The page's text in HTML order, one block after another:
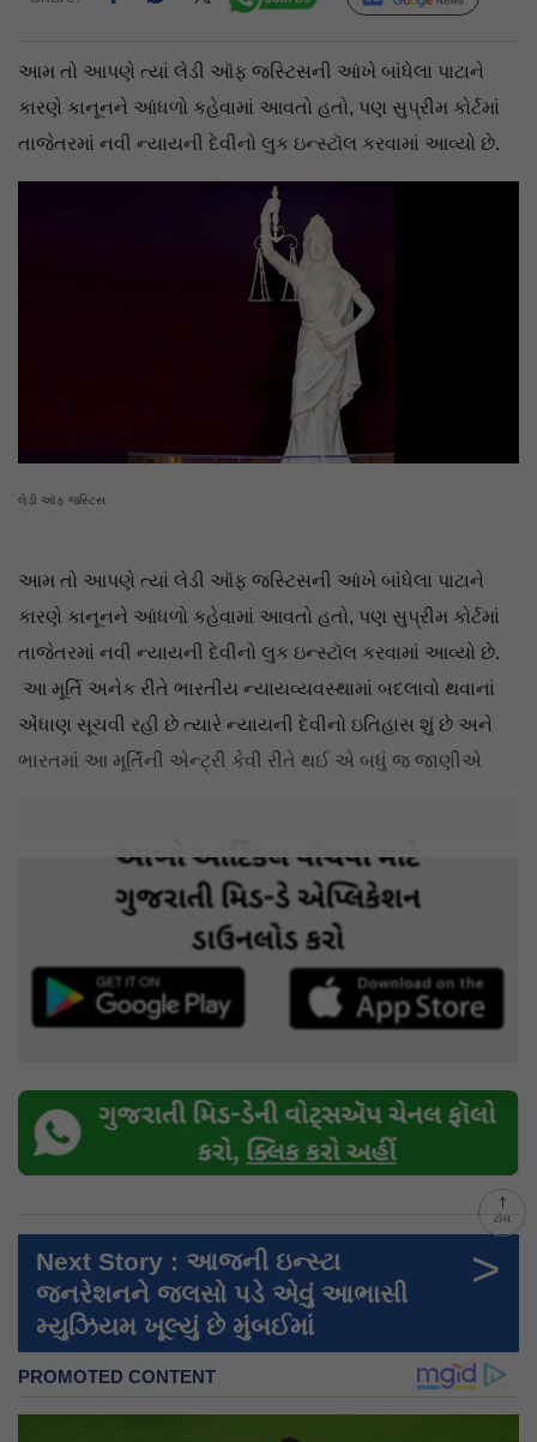
ટોચ
આમ તો આપણે ત્યાં લેડી ઑફ જસ્ટિસની આંખે બાંધેલા પાટાને
કારણે કાનૂનને આંધળો કહેવામાં આવતો હતો, પણ સુપ્રીમ કોર્ટમાં
તાજેતરમાં નવી ન્યાયની દેવીનો લુક ઇન્સ્ટૉલ કરવામાં આવ્યો છે.
લેડી ઑફ જસ્ટિસ
આમ તો આપણે ત્યાં લેડી ઑફ જસ્ટિસની આંખે બાંધેલા પાટાને
કારણે કાનૂનને આંધળો કહેવામાં આવતો હતો, પણ સુપ્રીમ કોર્ટમાં
તાજેતરમાં નવી ન્યાયની દેવીનો લુક ઇન્સ્ટૉલ કરવામાં આવ્યો છે.
આ મૂર્તિ અનેક રીતે ભારતીય ન્યાયવ્યવસ્થામાં બદલાવો થવાનાં
એંધાણ સૂચવી રહી છે ત્યારે ન્યાયની દેવીનો ઇતિહાસ શું છે અને
ભારતમાં આ મૂર્તિની એન્ટ્રી કેવી રીતે થઈ એ બધું જ જાણીએ
Next Story : આજની ઇન્સ્ટા
જનરેશનને જલસો પડે એવું આભાસી
મ્યુઝિયમ ખૂલ્યું છે મુંબઈમાં
>